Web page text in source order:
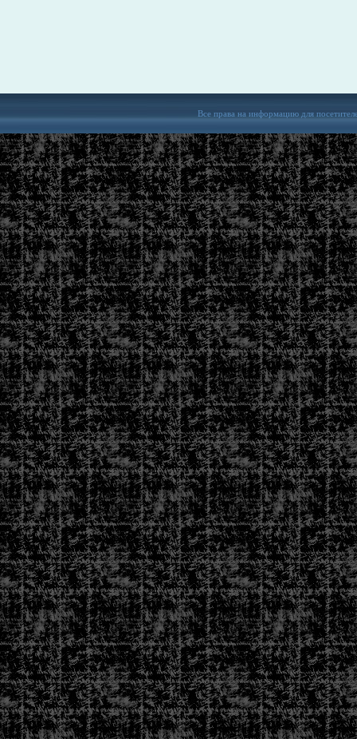
Все права на информацию для